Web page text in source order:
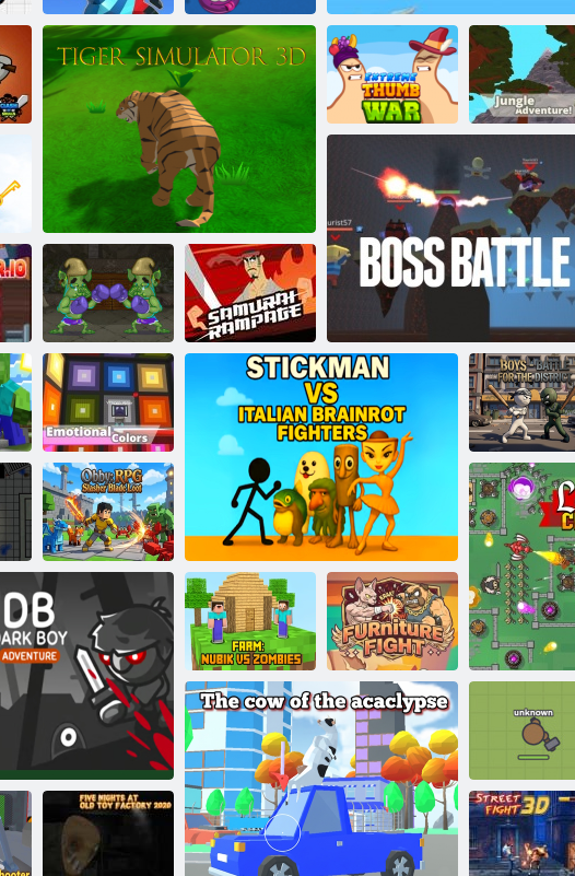
Kresliť
Kogama: Úplné
zničenie
Simulátor Tiger 3D
Extrémna vojna
palcov
Kogama:
Adventure
Jungle
Adventure
Kogama: Boss Boj
Boxerské
trollovia
Zúrivý samuraj
Kogama:
Emocionálne
farby
Stickman vs taliansky brainrot
Chlapci - Bitka
okres
Obbi: RPG
Slashing Blade
Loot
Noob vs
Zombies: Farma
Boj o nábytok
Moomoo. io